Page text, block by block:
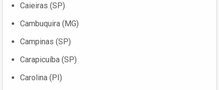
Caieiras (SP)
Cambuquira (MG)
Campinas (SP)
Carapicuíba (SP)
Carolina (PI)